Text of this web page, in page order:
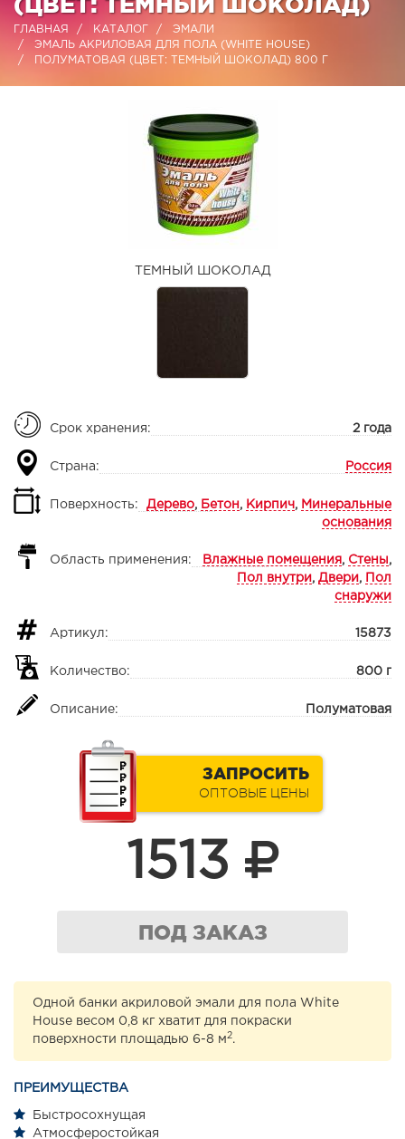
ГЛАВНАЯ КАТАЛОГ
ЭМАЛИ
ЭМАЛЬ АКРИЛОВАЯ ДЛЯ ПОЛА (WHITE HOUSE)
ПОЛУМАТОВАЯ (ЦВЕТ: ТЕМНЫЙ ШОКОЛАД) 800 Г
ТЕМНЫЙ ШОКОЛАД
Срок хранения: 2 года
Страна: Россия
Поверхность: Дерево, Бетон , Кирпич , Минеральные
основания
Область применения: Влажные помещения , Стены ,
Пол внутри , Двери ,
Пол
снаружи
Артикул: 15873
Количество: 800 г
Описание: Полуматовая
ЗАПРОСИТЬ
ОПТОВЫЕ ЦЕНЫ
1513
ПОД ЗАКАЗ
Одной банки акриловой эмали для пола White
House весом 0,8 кг хватит для покраски
поверхности площадью 6-8 м 2.
ПРЕИМУЩЕСТВА
Быстросохнущая
Атмосферостойкая